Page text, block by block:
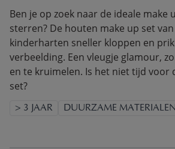
Ben je op zoek naar de ideale make
sterren? De houten make up set
kinderharten sneller kloppen en
verbeelding. Een vleugje glamour,
en te kruimelen. Is het niet tijd voor
set?
> 3 JAAR DUURZAME MATERIALEN